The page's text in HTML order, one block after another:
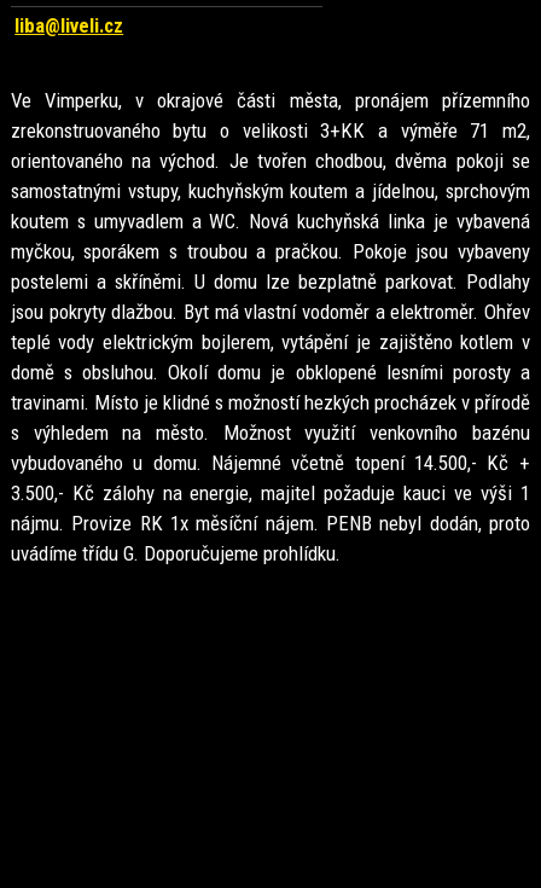
liba@liveli.cz
Ve Vimperku, v okrajové části města, pronájem přízemního
zrekonstruovaného bytu o velikosti 3+KK a výměře 71 m2,
orientovaného na východ. Je tvořen chodbou, dvěma pokoji se
samostatnými vstupy, kuchyňským koutem a jídelnou, sprchovým
koutem s umyvadlem a WC. Nová kuchyňská linka je vybavená
myčkou, sporákem s troubou a pračkou. Pokoje jsou vybaveny
postelemi a skříněmi. U domu lze bezplatně parkovat. Podlahy
jsou pokryty dlažbou. Byt má vlastní vodoměr a elektroměr. Ohřev
teplé vody elektrickým bojlerem, vytápění je zajištěno kotlem v
domě s obsluhou. Okolí domu je obklopené lesními porosty a
travinami. Místo je klidné s možností hezkých procházek v přírodě
s výhledem na město. Možnost využití venkovního bazénu
vybudovaného u domu. Nájemné včetně topení 14.500,- Kč +
3.500,- Kč zálohy na energie, majitel požaduje kauci ve výši 1
nájmu. Provize RK 1x měsíční nájem. PENB nebyl dodán, proto
uvádíme třídu G. Doporučujeme prohlídku.